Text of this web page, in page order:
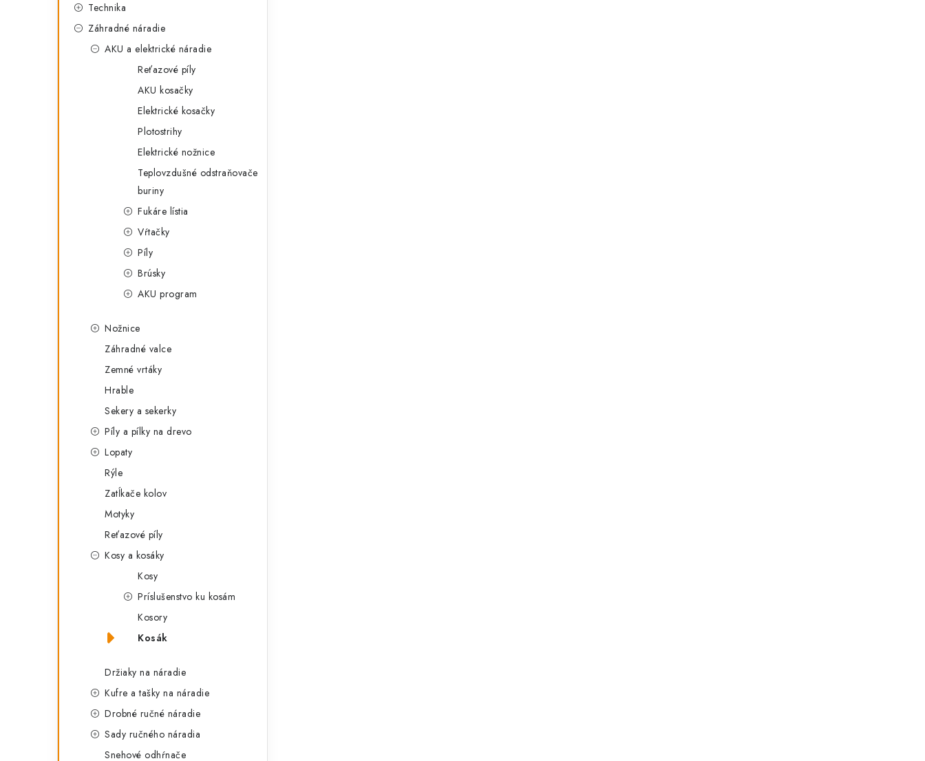
Technika
Záhradné náradie
AKU a elektrické náradie
Reťazové píly
AKU kosačky
Elektrické kosačky
Plotostrihy
Elektrické nožnice
Teplovzdušné odstraňovače
buriny
Fukáre lístia
Vŕtačky
Píly
Brúsky
AKU program
Nožnice
Záhradné valce
Zemné vrtáky
Hrable
Sekery a sekerky
Píly a pílky na drevo
Lopaty
Rýle
Zatĺkače kolov
Motyky
Reťazové píly
Kosy a kosáky
Kosy
Príslušenstvo ku kosám
Kosory
Kosák
Držiaky na náradie
Kufre a tašky na náradie
Drobné ručné náradie
Sady ručného náradia
Snehové odhŕnače